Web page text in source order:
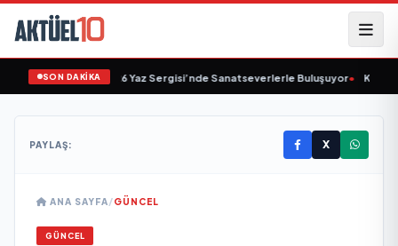
SON DAKİKA
Eseri UPSD 2026 Yaz Sergisi’nde Sanatseverlerle Buluşuyor• Kenan
PAYLAŞ: X
ANA SAYFA/GÜNCEL
GÜNCEL